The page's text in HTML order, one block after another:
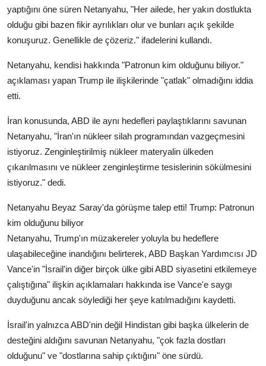
yaptığını öne süren Netanyahu, "Her ailede, her yakın dostlukta
olduğu gibi bazen fikir ayrılıkları olur ve bunları açık şekilde
konuşuruz. Genellikle de çözeriz." ifadelerini kullandı.
Netanyahu, kendisi hakkında "Patronun kim olduğunu biliyor."
açıklaması yapan Trump ile ilişkilerinde "çatlak" olmadığını iddia
etti.
İran konusunda, ABD ile aynı hedefleri paylaştıklarını savunan
Netanyahu, "İran'ın nükleer silah programından vazgeçmesini
istiyoruz. Zenginleştirilmiş nükleer materyalin ülkeden
çıkarılmasını ve nükleer zenginleştirme tesislerinin sökülmesini
istiyoruz." dedi.
Netanyahu Beyaz Saray'da görüşme talep etti! Trump: Patronun
kim olduğunu biliyor
Netanyahu, Trump'ın müzakereler yoluyla bu hedeflere
ulaşabileceğine inandığını belirterek, ABD Başkan Yardımcısı JD
Vance'in "İsrail'in diğer birçok ülke gibi ABD siyasetini etkilemeye
çalıştığına" ilişkin açıklamaları hakkında ise Vance'e saygı
duyduğunu ancak söylediği her şeye katılmadığını kaydetti.
İsrail'in yalnızca ABD'nin değil Hindistan gibi başka ülkelerin de
desteğini aldığını savunan Netanyahu, "çok fazla dostları
olduğunu" ve "dostlarına sahip çıktığını" öne sürdü.